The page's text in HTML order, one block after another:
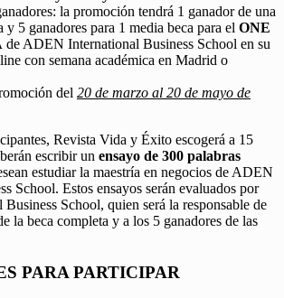
la promoción tendrá 1 ganador de una
y 5 ganadores para 1 media beca para el ONE
de ADEN International Business School en su
con semana académica en Madrid o
del 20 de marzo al 20 de mayo de
Revista Vida y Éxito escogerá a 15
escribir un ensayo de 300 palabras
estudiar la maestría en negocios de ADEN
School. Estos ensayos serán evaluados por
School, quien será la responsable de
la beca completa y a los 5 ganadores de las
PARA PARTICIPAR